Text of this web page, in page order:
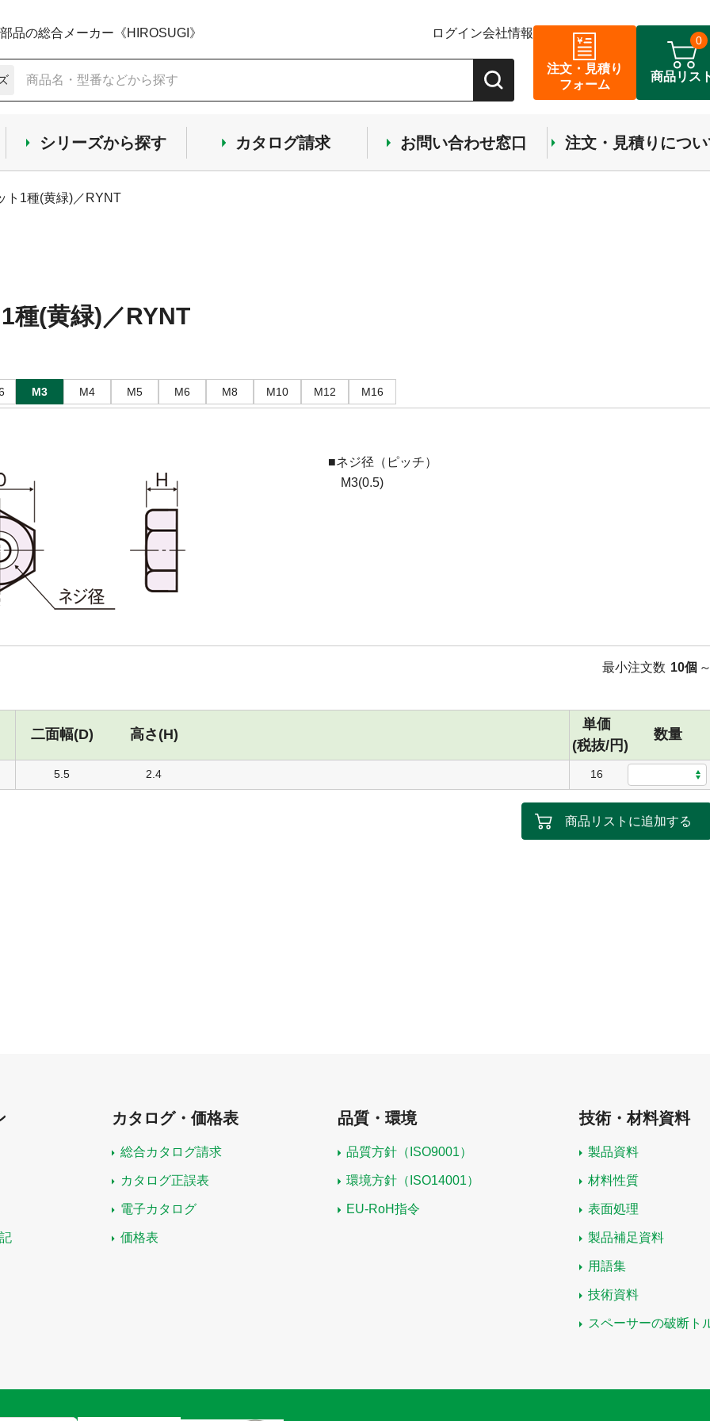
品の総合メーカー《HIROSUGI》 ログイン会社情報
注文・見積り
フォーム
商品リス
0
シリーズから探す カタログ請求 お問い合わせ窓口 注文・見積りにつ
ト1種(黄緑)／RYNT
種(黄緑)／RYNT
M3 M4 M5 M6 M8 M10 M12 M16
■ネジ径（ピッチ）
M3(0.5)
最小注文数 10個
二面幅(D) 高さ(H)
単価
(税抜/円)
数量
5.5 2.4 16
商品リストに追加する
カタログ・価格表
総合カタログ請求
カタログ正誤表
電子カタログ
価格表
品質・環境
品質方針（ISO9001）
環境方針（ISO14001）
EU-RoH指令
技術・材料資料
製品資料
材料性質
表面処理
製品補足資料
用語集
技術資料
スペーサーの破断ト